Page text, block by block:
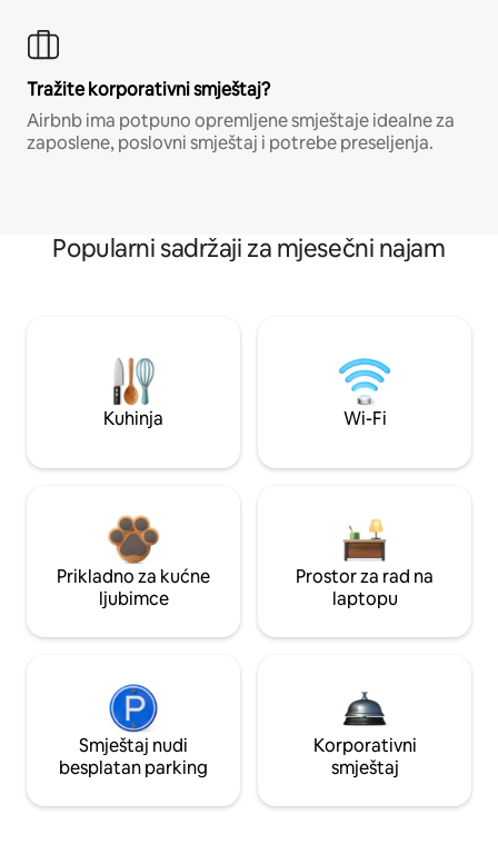
Tražite korporativni smještaj?
Airbnb ima potpuno opremljene smještaje idealne za
zaposlene, poslovni smještaj i potrebe preseljenja.
Popularni sadržaji za mjesečni najam
Kuhinja Wi-Fi
Prikladno za kućne
ljubimce
Prostor za rad na
laptopu
Smještaj nudi
besplatan parking
Korporativni
smještaj